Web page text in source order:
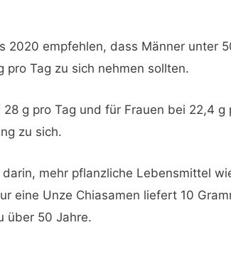
2020 empfehlen, dass Männer unter
pro Tag zu sich nehmen sollten.
g pro Tag und für Frauen bei 22,4 g
zu sich.
mehr pflanzliche Lebensmittel
eine Unze Chiasamen liefert 10
über 50 Jahre.